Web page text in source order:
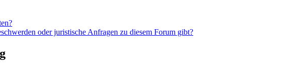
oder juristische Anfragen zu diesem Forum gibt?